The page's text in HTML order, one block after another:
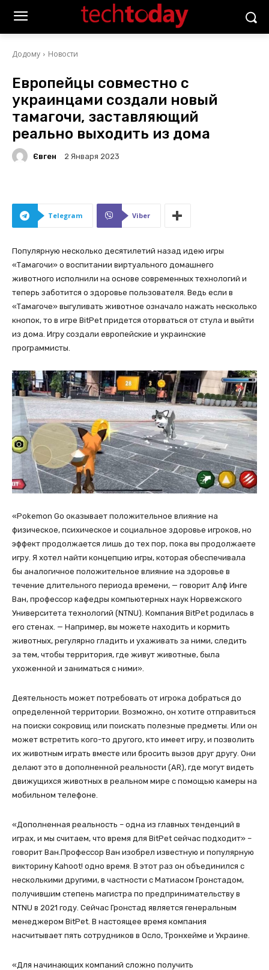
Додому Новости
Европейцы совместно с
украинцами создали новый
тамагочи, заставляющий
реально выходить из дома
Євген 2 Января 2023
Telegram Viber
Популярную несколько десятилетий назад идею игры
«Тамагочи» о воспитании виртуального домашнего
животного исполнили на основе современных технологий и
теперь заботится о здоровье пользователя. Ведь если в
«Тамагоче» выгуливать животное означало нажать несколько
кнопок, то в игре BitPet придется оторваться от стула и выйти
из дома. Игру создали европейские и украинские
программисты.
«Pokemon Go оказывает положительное влияние на
физическое, психическое и социальное здоровье игроков, но
эффект продолжается лишь до тех пор, пока вы продолжаете
игру. Я хотел найти концепцию игры, которая обеспечивала
бы аналогичное положительное влияние на здоровье в
течение длительного периода времени, — говорит Алф Инге
Ван, профессор кафедры компьютерных наук Норвежского
Университета технологий (NTNU). Компания BitPet родилась в
его стенах. — Например, вы можете находить и кормить
животных, регулярно гладить и ухаживать за ними, следить
за тем, чтобы территория, где живут животные, была
ухоженной и заниматься с ними».
Деятельность может потребовать от игрока добраться до
определенной территории. Возможно, он хотите отправиться
на поиски сокровищ или поискать полезные предметы. Или он
может встретить кого-то другого, кто имеет игру, и позволить
их животным играть вместе или бросить вызов друг другу. Они
делают это в дополненной реальности (AR), где могут видеть
движущихся животных в реальном мире с помощью камеры на
мобильном телефоне.
«Дополненная реальность – одна из главных тенденций в
играх, и мы считаем, что время для BitPet сейчас подходит» –
говорит Ван.Профессор Ван изобрел известную и популярную
викторину Kahoot! одно время. В этот раз он объединился с
несколькими другими, в частности с Матиасом Гронстадом,
получившим степень магистра по предпринимательству в
NTNU в 2021 году. Сейчас Гронстад является генеральным
менеджером BitPet. В настоящее время компания
насчитывает пять сотрудников в Осло, Тронхейме и Украине.
«Для начинающих компаний сложно получить